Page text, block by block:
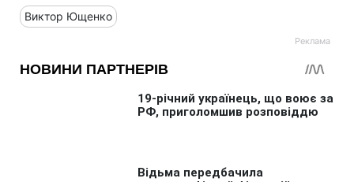
Виктор Ющенко